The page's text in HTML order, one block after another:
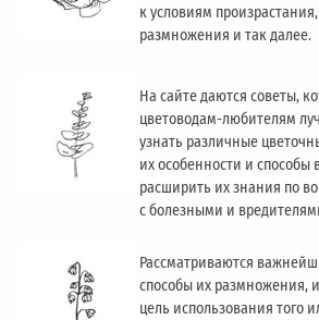
к условиям
размножения и так далее.
На сайте даются советы,
цветоводам-любителям
узнать различные
их особенности и
расширить их знания по
с болезными и
Рассматриваются
способы их размножения,
цель использования того